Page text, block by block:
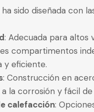
sido diseñada con
: Adecuada para altos
compartimentos
y eficiente.
: Construcción en
la corrosión y fácil de
calefacción: